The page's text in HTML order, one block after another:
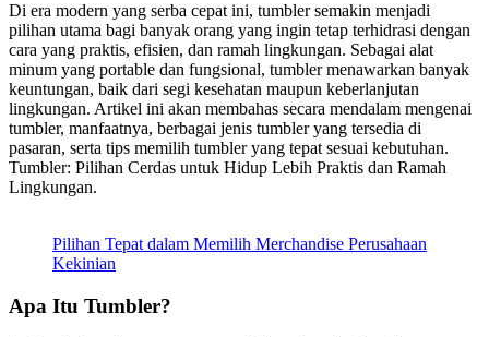
Di era modern yang serba cepat ini, tumbler semakin menjadi
pilihan utama bagi banyak orang yang ingin tetap terhidrasi dengan
cara yang praktis, efisien, dan ramah lingkungan. Sebagai alat
minum yang portable dan fungsional, tumbler menawarkan banyak
keuntungan, baik dari segi kesehatan maupun keberlanjutan
lingkungan. Artikel ini akan membahas secara mendalam mengenai
tumbler, manfaatnya, berbagai jenis tumbler yang tersedia di
pasaran, serta tips memilih tumbler yang tepat sesuai kebutuhan.
Tumbler: Pilihan Cerdas untuk Hidup Lebih Praktis dan Ramah
Lingkungan.
Pilihan Tepat dalam Memilih Merchandise Perusahaan
Kekinian
Apa Itu Tumbler?